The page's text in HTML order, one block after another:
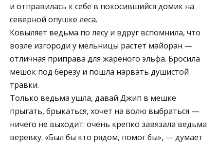
и отправилась к себе в покосившийся домик на
северной опушке леса.
Ковыляет ведьма по лесу и вдруг вспомнила, что
возле изгороди у мельницы растет майоран —
отличная приправа для жареного эльфа. Бросила
мешок под березу и пошла нарвать душистой
травки.
Только ведьма ушла, давай Джип в мешке
прыгать, брыкаться, хочет на волю выбраться —
ничего не выходит: очень крепко завязала ведьма
веревку. «Был бы кто рядом, помог бы», — думает